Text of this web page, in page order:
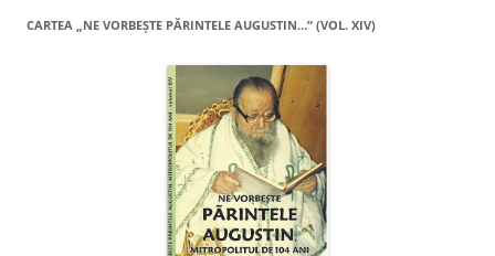
CARTEA „NE VORBEŞTE PĂRINTELE AUGUSTIN…” (VOL. XIV)